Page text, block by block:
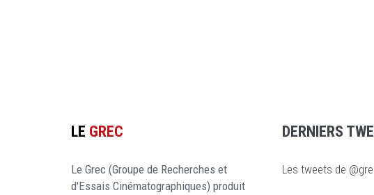
LE GREC
Le Grec (Groupe de Recherches et
d'Essais Cinématographiques) produit
DERNIERS
Les tweets de